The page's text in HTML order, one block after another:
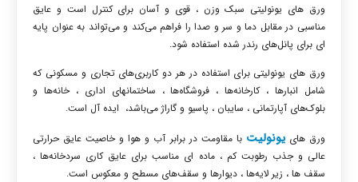
ورق های یونولیتی سبک وزن ، قوی و آسان برای کنترل است و عایق
مناسبی در مقابل دما و سر و صدا را فراهم ‌می‌کند و ‌می‌تواند به عنوان پایه
ای برای پانل‌های رندر شده استفاده شود.
ورق های یونولیتی برای استفاده در هر دو کاربری‌های تجاری و مسکونی که
شامل انبارها ، کارخانه‌ها ، فروشگاه‌ها ، ساختمانهای اداری ، خانه‌ها و
بلوک‌های آپارتمانی ، سایبان ، پاسیو و گاراژ ‌می‌باشد، ایده آل است.
ورق هاییونولیت با مقاومت در برابر آب و هوا و خاصیت عایق حرارتی
عالی و جذب رطوبت کم ، ماده ای مناسب برای عایق کاری سردخانه‌ها ،
سقف ها ، زیر لایه‌ها ، دیوارها و سقف‌های مسطح و معکوس است.